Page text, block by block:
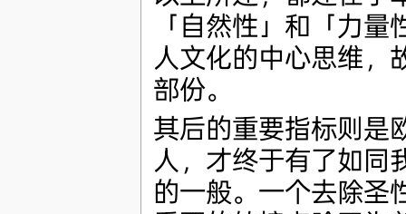
「自然性」和「力
人文化的中心思维，
部份。
其后的重要指标则是
人，才终于有了如
的一般。一个去除圣